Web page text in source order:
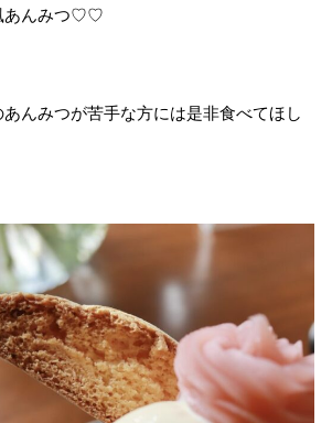
あんみつ♡♡
んみつが苦手な方には是非食べてほし